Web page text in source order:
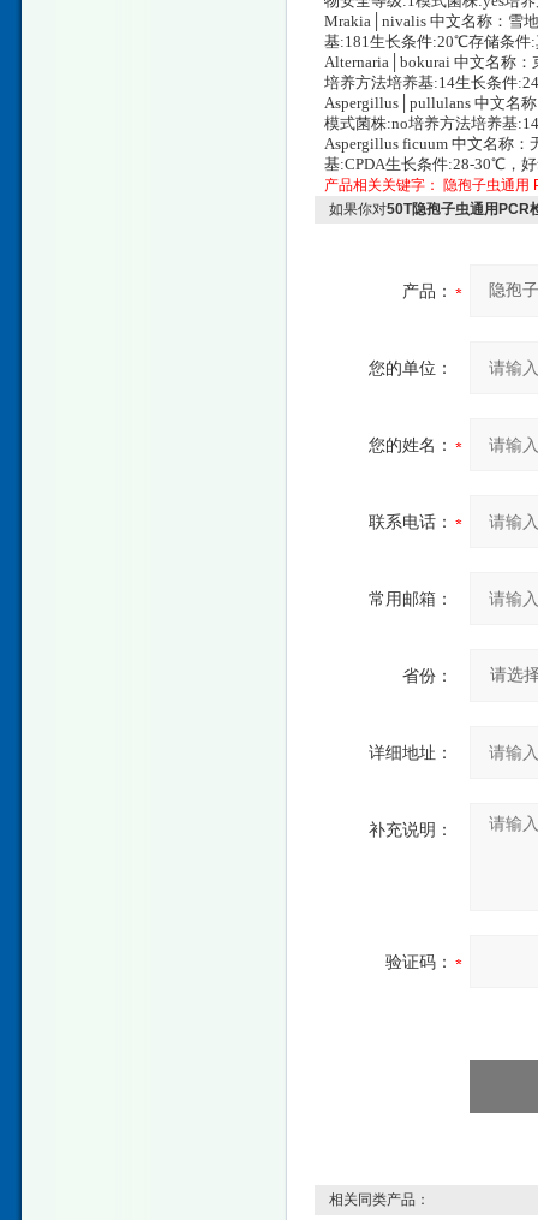
Mrakia│nivalis 中文名称：雪
基:181生长条件:20℃存储条件
Alternaria│bokurai 中文名称
培养方法培养基:14生长条件
Aspergillus│pullulans 中文名
模式菌株:no培养方法培养基
Aspergillus ficuum 中文名称
基:CPDA生长条件:28-30℃，好
产品相关关键字：
隐孢子虫通用
如果你对50T隐孢子虫通用PCR
产品：
您的单位：
您的姓名：
联系电话：
常用邮箱：
省份：
详细地址：
补充说明：
验证码：
相关同类产品：